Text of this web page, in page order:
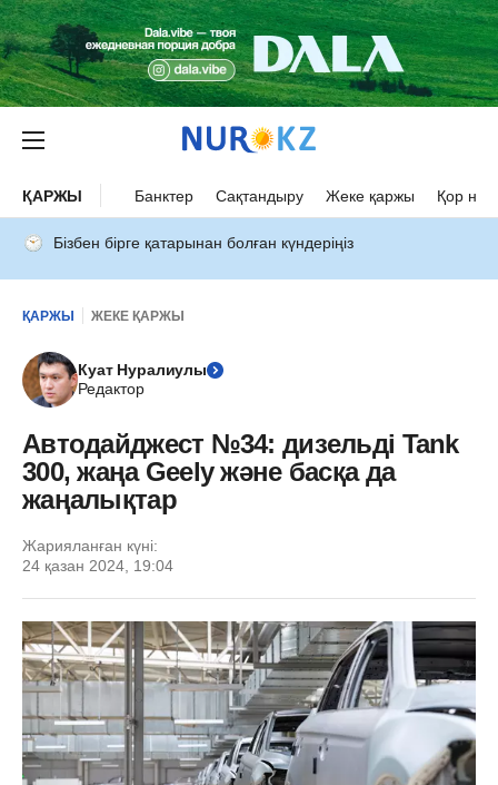
ҚАРЖЫ Банктер Сақтандыру Жеке қаржы Қор
Бізбен бірге қатарынан болған күндеріңіз
ҚАРЖЫ ЖЕКЕ ҚАРЖЫ
Куат Нуралиулы
Редактор
Автодайджест №34: дизельді Tank
300, жаңа Geely және басқа да
жаңалықтар
Жарияланған күні:
24 қазан 2024, 19:04